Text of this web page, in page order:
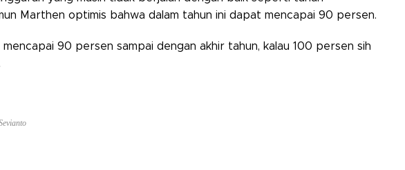
Marthen optimis bahwa dalam tahun ini dapat mencapai 90 persen.
90 persen sampai dengan akhir tahun, kalau 100 persen sih